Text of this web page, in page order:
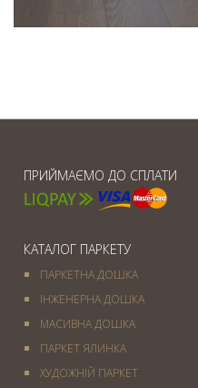
ПРИЙМАЄМО ДО СПЛАТИ
КАТАЛОГ ПАРКЕТУ
ПАРКЕТНА ДОШКА
ІНЖЕНЕРНА ДОШКА
МАСИВНА ДОШКА
ПАРКЕТ ЯЛИНКА
ХУДОЖНІЙ ПАРКЕТ